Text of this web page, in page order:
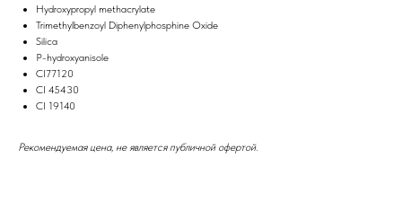
Hydroxypropyl methacrylate
Trimethylbenzoyl Diphenylphosphine Oxide
Silica
P-hydroxyanisole
CI77120
CI 45430
CI 19140
Рекомендуемая цена, не является публичной офертой.